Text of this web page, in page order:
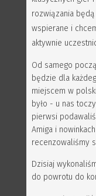
rozwiązania
wspierane i
aktywnie
Od samego
będzie dla
miejscem w
było - u nas
pierwsi
Amiga i
recenzowaliśmy
Dzisiaj
do powrotu do